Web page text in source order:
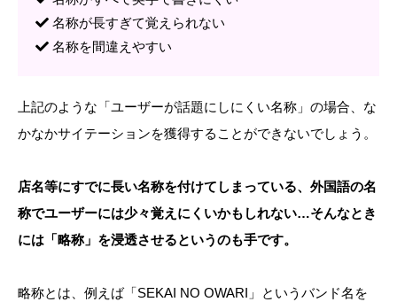
名称が長すぎて覚えられない
名称を間違えやすい
上記のような「ユーザーが話題にしにくい名称」の場合、な
かなかサイテーションを獲得することができないでしょう。
店名等にすでに長い名称を付けてしまっている、外国語の名
称でユーザーには少々覚えにくいかもしれない…そんなとき
には「略称」を浸透させるというのも手です。
略称とは、例えば「SEKAI NO OWARI」というバンド名を